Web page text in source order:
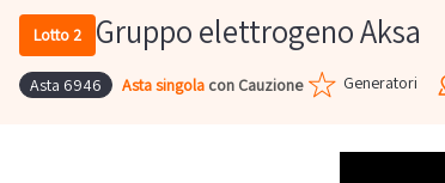
Lotto 2 Gruppo elettrogeno Aksa
Asta 6946 Asta singola con Cauzione Generatori